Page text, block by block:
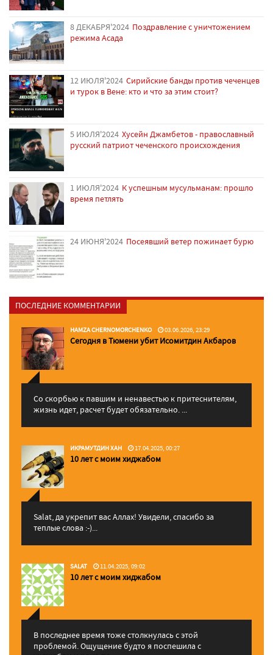
8 ДЕКАБРЯ'2024 Поздравление с уничтожением
режима Асада
12 ИЮЛЯ'2024 Сирийские банды против чеченцев
и турок в Вене: кто и что за этим стоит?
5 ИЮЛЯ'2024 Хусейн Джамбетов - православный
русский патриот чеченского происхождения
1 ИЮЛЯ'2024 К успешным мусульманам: прошло
время петлять
24 ИЮНЯ'2024 Посеявший ветер пожинает бурю
ПОСЛЕДНИЕ КОММЕНТАРИИ
HAMZA CHERNOMORCHENKO 03.06.2026, 23:29
Сегодня в Тюмени убит Исомитдин Акбаров
Со скорбью к павшим и ненавестью к притеснителям,
жизнь идет, расчет будет обязательно. ...
ИКРАМУТДИН ХАН 17.04.2025, 00:27
10 лет с моим хиджабом
Salat, да укрепит вас Аллаx! Увидели, спасибо за
теплые слова :-)...
SALAT 11.04.2025, 09:02
10 лет с моим хиджабом
В последнее время тоже столкнулась с этой
проблемой. Ощущение будто я поспешила с